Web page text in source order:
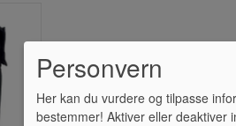
Personvern
Her kan du vurdere og tilpasse
bestemmer! Aktiver eller deaktiver